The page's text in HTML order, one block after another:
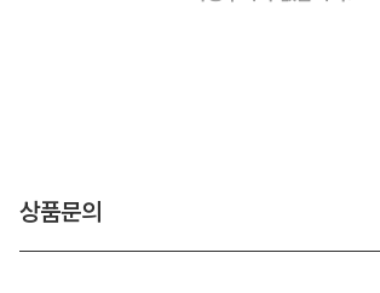
상품문의